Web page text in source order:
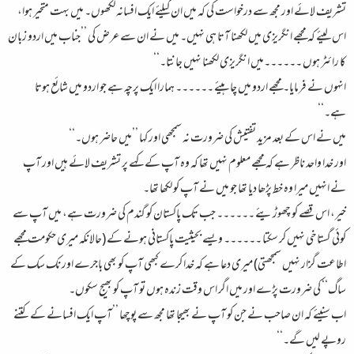
تشریف لائے اور مجھ سے درخواست کی کہ میں ان کیلئے ایک افسانہ لکھوں۔ میں بہت متحیر ہوا،
اس لیئے کہ مجھے انگریزی میں لکھنا آتا ہی نہیں۔ میں نے ان سے عرض کی ’’جناب میں اردو زبان
کا رائٹر ہوں ۔۔۔۔۔۔میں انگریزی لکھنا نہیں جانتا۔‘‘
انہوں نے فرمایا۔ مجھے اردو میں چاہیئے ۔۔۔۔۔۔ ہمارا ایک پرچہ ہے جو اردو میں شائع ہوتا
ہے۔‘‘
میں نے اس کے بعد مزید تفتیش کی ضرورت نہ سمجھی اور کہا ’’میں حاضر ہوں۔‘‘
اور خدا واحد ناظر ہے کہ مجھے معلوم نہیں تھا کہ وہ آپ کے کہے پر تشریف لائے ہیں اور آپ
نے انہیں میرا وہ خط پڑھا دیا تھا جو میں نے آپ کو لکھا تھا۔
خیر، اس قصے کو چھوڑیئے ۔۔۔۔۔۔ جب تک پاکستان کو گندم کی ضرورت ہے، میں آپ سے
کوئی گستاخی نہیں کر سکتا ۔۔۔۔۔۔ ویسے بحیثیت پاکستانی ہونے کے (حالانکہ میری حکومت مجھے
اطاعت گزار نہیں سمجھتی) میری دعا ہے کہ خدا کرے کبھی آپ کو بھی باجرے اور نک سک کے
ساگ‘‘ کی ضرورت پڑے اور میں اگر اس وقت زندہ ہوں تو آپ کو بھیج سکوں۔
اب سنیئے کہ ان صاحب نے جن کو آپ نے بھیجا تھا مجھ سے پوچھا ’’آپ ایک افسانے کے کتنے
روپے لیں گے۔‘‘